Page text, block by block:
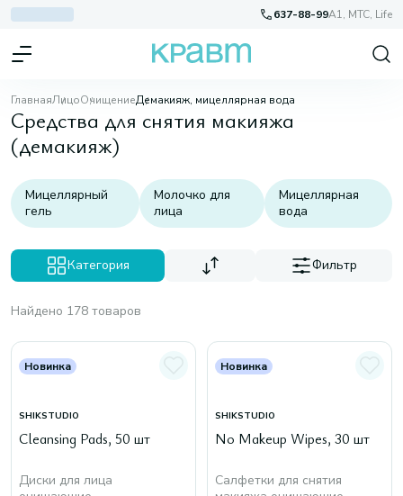
637-88-99A1, МТС, Life
ГлавнаяЛицоОчищениеДемакияж, мицеллярная вода
Средства для снятия макияжа
(демакияж)
Мицеллярный
гель
Молочко для
лица
Мицеллярная
вода
Категория Фильтр
Найдено 178 товаров
Новинка
SHIKSTUDIO
Cleansing Pads, 50 шт
Диски для лица
Новинка
SHIKSTUDIO
No Makeup Wipes, 30 шт
Салфетки для снятия